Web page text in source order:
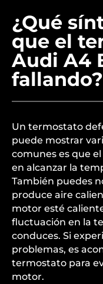
¿Qué
que el
Audi A4
fallando?
Un termostato
puede mostrar
comunes es que
en alcanzar la
También puedes
produce aire
motor esté
fluctuación en la
conduces. Si
problemas, es
termostato para
motor.